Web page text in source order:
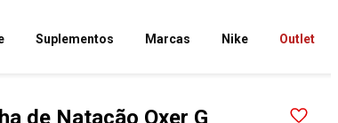
Suplementos Marcas Nike Outlet
de Natação Oxer G